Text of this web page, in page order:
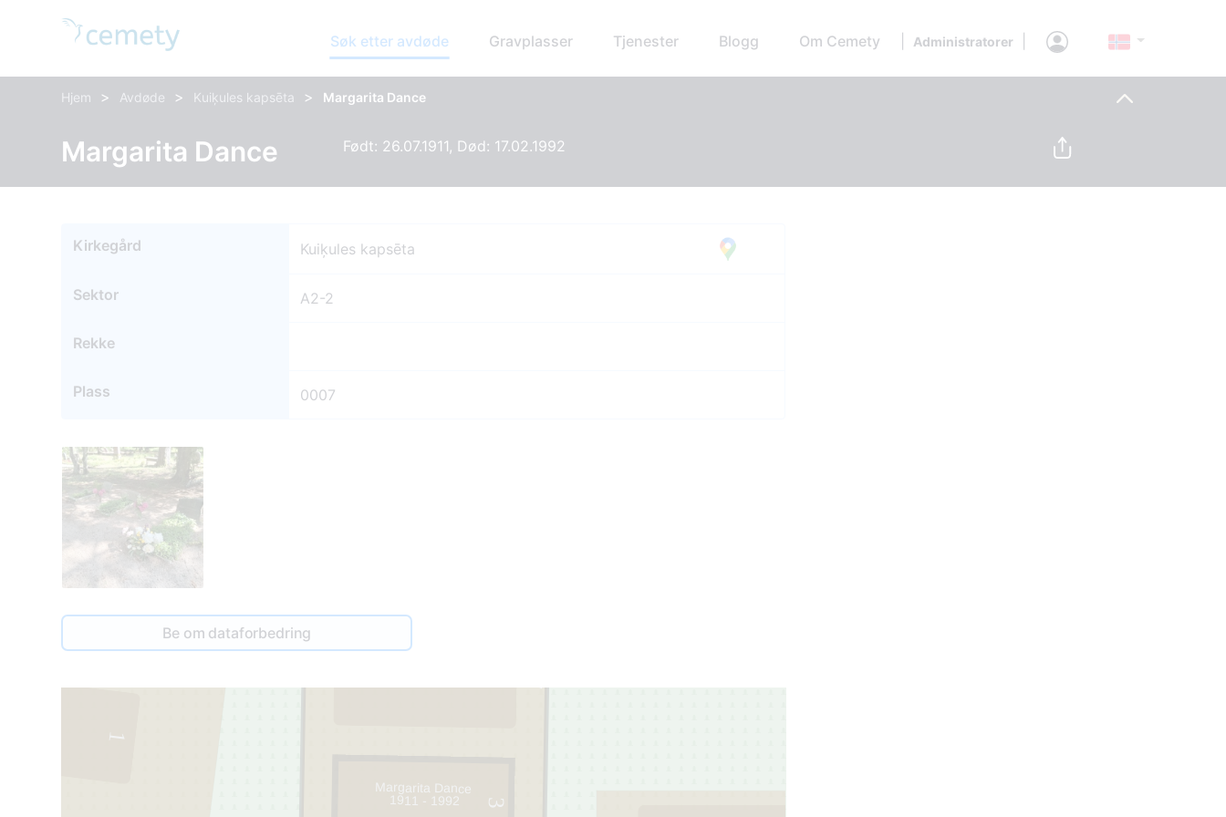
Søk etter avdøde Gravplasser Tjenester Blogg Om Cemety Administratorer
Hjem > Avdøde > Kuiķules kapsēta > Margarita Dance
Margarita Dance Født: 26.07.1911, Død: 17.02.1992
Kirkegård Kuiķules kapsēta
Sektor A2-2
Rekke
Plass 0007
Be om dataforbedring
1
3
Margarita Dance
1911 - 1992